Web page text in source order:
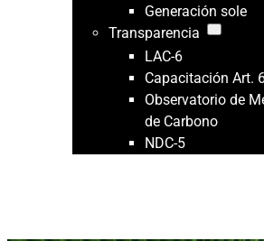
Generación sole
Transparencia
LAC-6
Capacitación Art.
Observatorio de
de Carbono
NDC-5